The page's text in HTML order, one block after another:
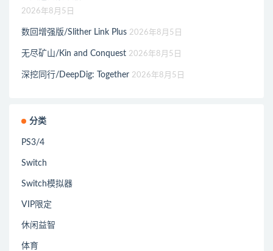
2026年8月5日
数回增强版/Slither Link Plus 2026年8月5日
无尽矿山/Kin and Conquest 2026年8月5日
深挖同行/DeepDig: Together 2026年8月5日
分类
PS3/4
Switch
Switch模拟器
VIP限定
休闲益智
体育